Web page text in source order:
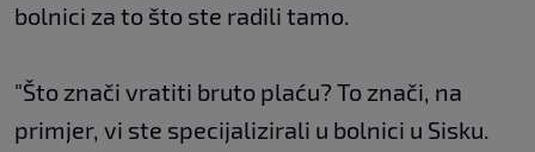
bolnici za to što ste radili tamo.
"Što znači vratiti bruto plaću? To znači, na
primjer, vi ste specijalizirali u bolnici u Sisku.